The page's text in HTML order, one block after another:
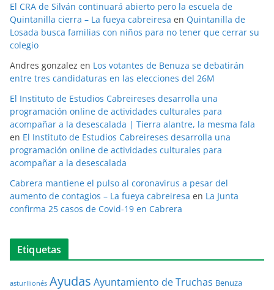
El CRA de Silván continuará abierto pero la escuela de
Quintanilla cierra – La fueya cabreiresa en Quintanilla de
Losada busca familias con niños para no tener que cerrar su
colegio
Andres gonzalez en Los votantes de Benuza se debatirán
entre tres candidaturas en las elecciones del 26M
El Instituto de Estudios Cabreireses desarrolla una
programación online de actividades culturales para
acompañar a la desescalada | Tierra alantre, la mesma fala
en El Instituto de Estudios Cabreireses desarrolla una
programación online de actividades culturales para
acompañar a la desescalada
Cabrera mantiene el pulso al coronavirus a pesar del
aumento de contagios – La fueya cabreiresa en La Junta
confirma 25 casos de Covid-19 en Cabrera
Etiquetas
asturllionés Ayudas Ayuntamiento de Truchas Benuza